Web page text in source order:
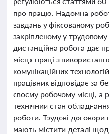
про працю. Надомна
завдань у фіксованому
закріпленому у трудовому
дистанційна робота дає
місця праці з
комунікаційних
працівник відповідає за
своєму робочому місці, а
технічний стан
роботи. Трудові договори
мають містити деталі